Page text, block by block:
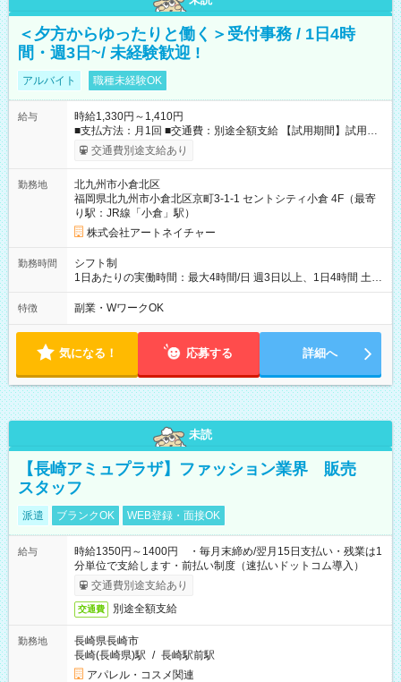
＜夕方からゆったりと働く＞受付事務 / 1日4時
間・週3日~/ 未経験歓迎 !
アルバイト 職種未経験OK
給与
時給1,330円～1,410円
■支払方法：月1回 ■交通費：別途全額支給 【試用期間】試用期
間あり 試用期間の長さ：6ヶ月 雇用形態、給与は本採用時と同
じです。
交通費別途支給あり
勤務地
北九州市小倉北区
福岡県北九州市小倉北区京町3-1-1 セントシティ小倉 4F（最寄
り駅：JR線「小倉」駅）
株式会社アートネイチャー
勤務時間
シフト制
1日あたりの実働時間：最大4時間/日 週3日以上、1日4時間 土曜
や日曜のお休みも応相談 16:05～20:05 「昼間のレジの仕事とW
ワークで働きたい」 「夕食後の空いている時間を有効活用した
特徴 副業・WワークOK
気になる！ 応募する 詳細へ
未読
【長崎アミュプラザ】ファッション業界 販売
スタッフ
派遣 ブランクOK WEB登録・面接OK
給与
時給1350円～1400円 ・毎月末締め/翌月15日支払い・残業は1
分単位で支給します・前払い制度（速払いドットコム導入）
交通費別途支給あり
交通費 別途全額支給
勤務地
長崎県長崎市
長崎(長崎県)駅 / 長崎駅前駅
アパレル・コスメ関連